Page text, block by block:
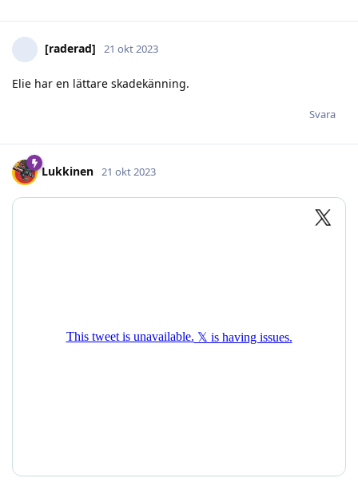
[raderad] 21 okt 2023
Elie har en lättare skadekänning.
Svara
Lukkinen 21 okt 2023